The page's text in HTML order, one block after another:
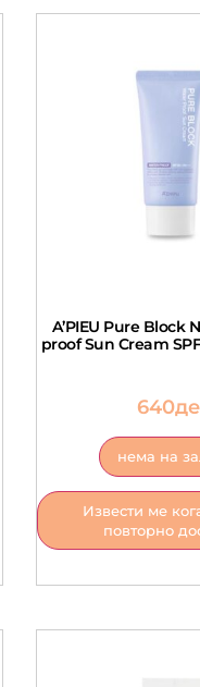
A’PIEU Pure Block
proof Sun Cream
640
нема на
Извести ме
повторно